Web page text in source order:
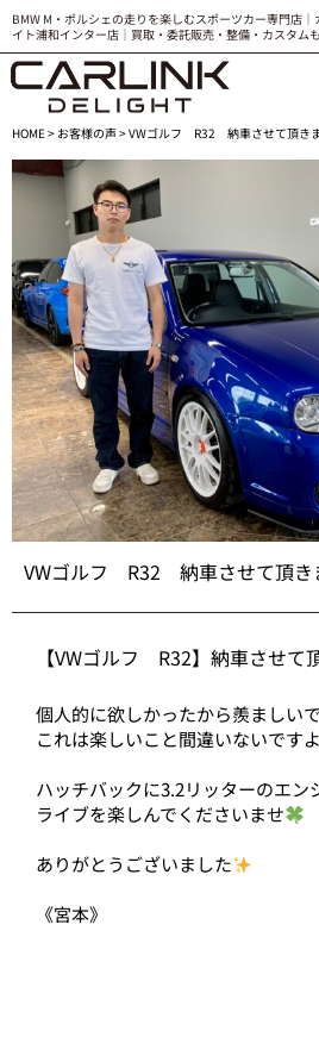
BMW M・ポルシェの走りを楽しむスポーツカー専門店｜
イト浦和インター店｜買取・委託販売・整備・カスタム
HOME> お客様の声> VWゴルフ R32 納車させて頂き
VWゴルフ R32 納車させて頂き
【VWゴルフ R32】納車させて
個人的に欲しかったから羨ましい
これは楽しいこと間違いないですよ
ハッチバックに3.2リッターのエン
ライブを楽しんでくださいませ
ありがとうございました
《宮本》